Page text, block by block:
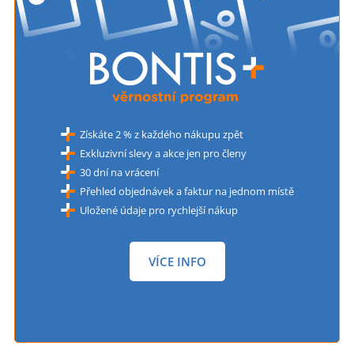
Získáte 2 % z každého nákupu zpět
Exkluzivní slevy a akce jen pro členy
30 dní na vrácení
Přehled objednávek a faktur na jednom místě
Uložené údaje pro rychlejší nákup
VÍCE INFO